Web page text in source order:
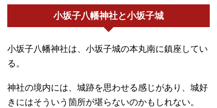
小坂子八幡神社と小坂子城
小坂子八幡神社は、小坂子城の本丸南に鎮座してい
る。
神社の境内には、城跡を思わせる感じがあり、城好
きにはそういう箇所が堪らないのかもしれない。